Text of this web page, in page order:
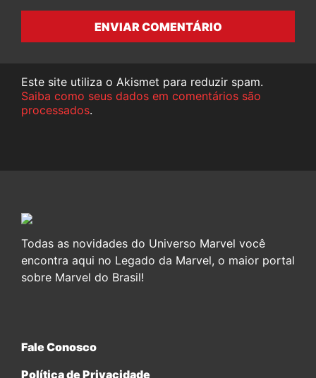
ENVIAR COMENTÁRIO
Este site utiliza o Akismet para reduzir spam.
Saiba como seus dados em comentários são
processados.
Todas as novidades do Universo Marvel você
encontra aqui no Legado da Marvel, o maior portal
sobre Marvel do Brasil!
Fale Conosco
Política de Privacidade